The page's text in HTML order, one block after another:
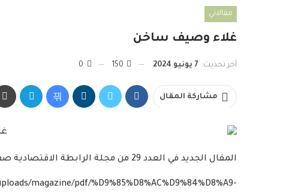
مقالاتي
غلاء وصيف ساخن
آخر تحديث: 7 يونيو 2024
مشاركة المقال
المقال الجديد في العدد 29 من مجلة الرابطة الاقتصادية صفحة 58-61
magazine/pdf/%D9%85%D8%AC%D9%84%D8%A9-